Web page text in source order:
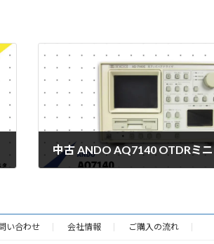
中古 ANDO AQ7140 OTDRミニ
い合わせ 会社情報 ご購入の流れ